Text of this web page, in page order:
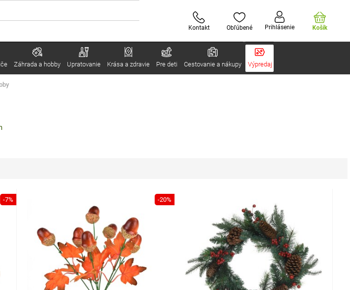
Kontakt Obľúbené Prihlásenie Košík
Záhrada a hobby Upratovanie Krása a zdravie Pre deti Cestovanie a nákupy Výpredaj
-7% -20%